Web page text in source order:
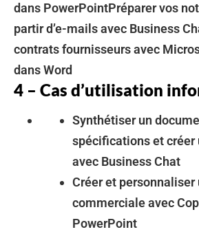
dans PowerPointPréparer vos
partir d’e-mails avec Business
contrats fournisseurs avec
dans Word
4 – Cas d’utilisation
Synthétiser un
spécifications et créer
avec Business Chat
Créer et
commerciale avec
PowerPoint